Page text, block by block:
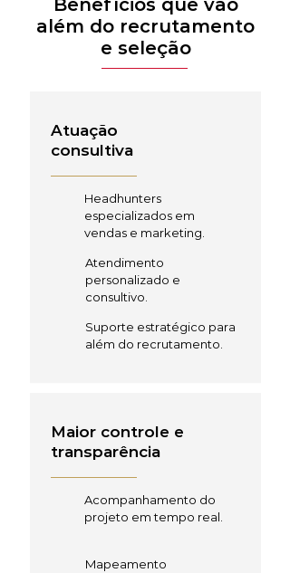
Benefícios que vão
além do recrutamento
e seleção
Atuação
consultiva
Headhunters
especializados em
vendas e marketing.
Atendimento
personalizado e
consultivo.
Suporte estratégico para
além do recrutamento.
Maior controle e
transparência
Acompanhamento do
projeto em tempo real.
Mapeamento